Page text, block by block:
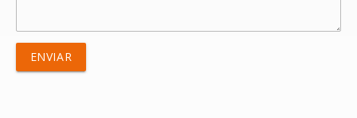
ENVIAR